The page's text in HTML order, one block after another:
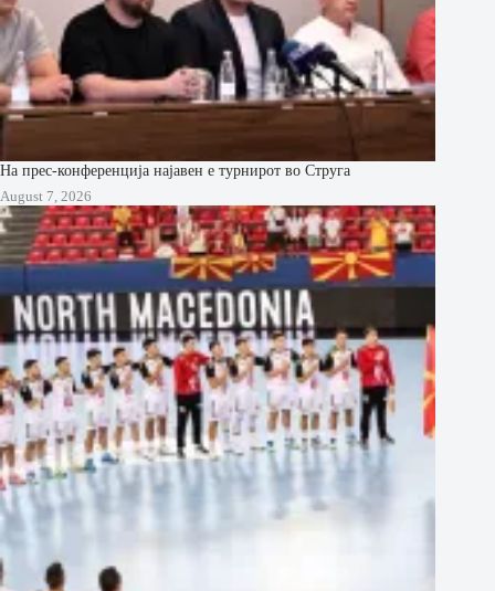
На прес-конференција најавен е турнирот во Струга
August 7, 2026